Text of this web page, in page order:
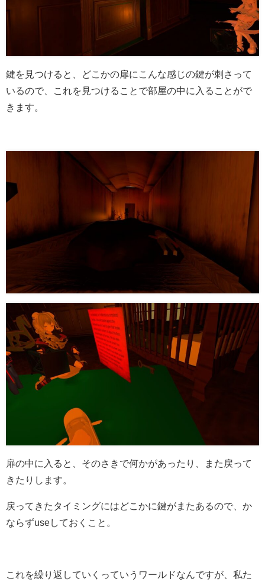
鍵を見つけると、どこかの扉にこんな感じの鍵が刺さって
いるので、これを見つけることで部屋の中に入ることがで
きます。
扉の中に入ると、そのさきで何かがあったり、また戻って
きたりします。
戻ってきたタイミングにはどこかに鍵がまたあるので、か
ならずuseしておくこと。
これを繰り返していくっていうワールドなんですが、私た